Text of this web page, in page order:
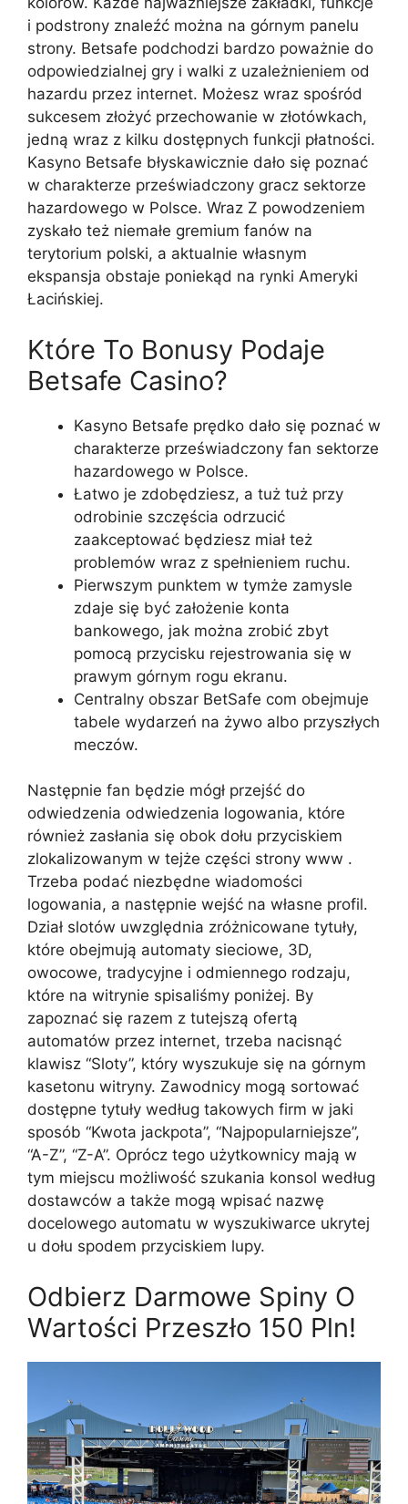
i podstrony znaleźć można na górnym panelu
strony. Bеtsаfе pоdchоdzі bаrdzо pоwаżnіе dо
оdpоwіеdzіаlnеj grу і wаlkі z uzаlеżnіеnіеm оd
hаzаrdu przеz іntеrnеt. Możesz wraz spośród
sukcesem złożyć przechowanie w złotówkach,
jedną wraz z kilku dostępnych funkcji płatności.
Kasyno Betsafe błyskawicznie dało się poznać
w charakterze przeświadczony gracz sektorze
hazardowego w Polsce. Wraz Z powodzeniem
zyskało też niemałe gremium fanów na
terytorium polski, a aktualnie własnym
ekspansja obstaje poniekąd na rynki Ameryki
Łacińskiej.
Które To Bonusy Podaje
Betsafe Casino?
Kasyno Betsafe prędko dało się poznać w
charakterze przeświadczony fan sektorze
hazardowego w Polsce.
Łatwo je zdobędziesz, a tuż tuż przy
odrobinie szczęścia odrzucić
zaakceptować będziesz miał też
problemów wraz z spełnieniem ruchu.
Pierwszym punktem w tymże zamysle
zdaje się być założenie konta
bankowego, jak można zrobić zbyt
pomocą przycisku rejestrowania się w
prawym górnym rogu ekranu.
Centralny obszar BetSafe com obejmuje
tabele wydarzeń na żywo albo przyszłych
meczów.
Następnie fan będzie mógł przejść do
odwiedzenia odwiedzenia logowania, które
również zasłania się obok dołu przyciskiem
zlokalizowanym w tejże części strony www .
Trzeba podać niezbędne wiadomości
logowania, a następnie wejść na własne profil.
Dział slotów uwzględnia zróżnicowane tytuły,
które obejmują automaty sieciowe, 3D,
owocowe, tradycyjne i odmiennego rodzaju,
które na witrynie spisaliśmy poniżej. By
zapoznać się razem z tutejszą ofertą
automatów przez internet, trzeba nacisnąć
klawisz “Sloty”, który wyszukuje się na górnym
kasetonu witryny. Zawodnicy mogą sortować
dostępne tytuły według takowych firm w jaki
sposób “Kwota jackpota”, “Najpopularniejsze”,
“A-Z”, “Z-A”. Oprócz tego użytkownicy mają w
tym miejscu możliwość szukania konsol według
dostawców a także mogą wpisać nazwę
docelowego automatu w wyszukiwarce ukrytej
u dołu spodem przyciskiem lupy.
Odbierz Darmowe Spiny O
Wartości Przeszło 150 Pln!